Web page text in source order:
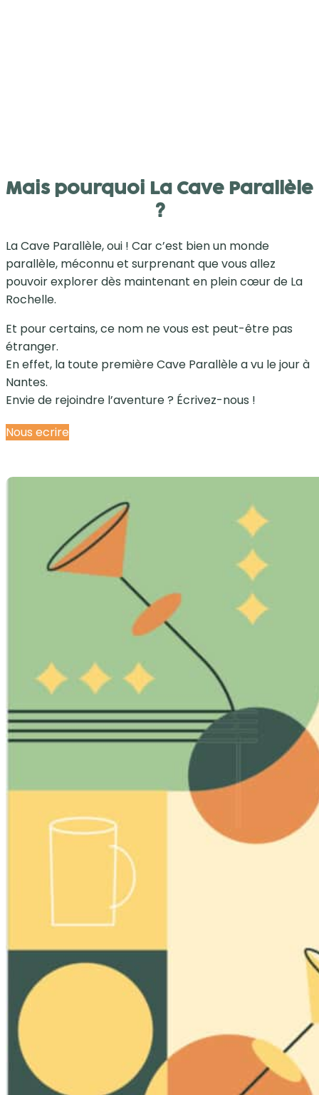
Mais pourquoi La Cave Parallèle
?
La Cave Parallèle, oui ! Car c’est bien un monde
parallèle, méconnu et surprenant que vous allez
pouvoir explorer dès maintenant en plein cœur de La
Rochelle.
Et pour certains, ce nom ne vous est peut-être pas
étranger.
En effet, la toute première Cave Parallèle a vu le jour à
Nantes.
Envie de rejoindre l’aventure ? Écrivez-nous !
Nous ecrire